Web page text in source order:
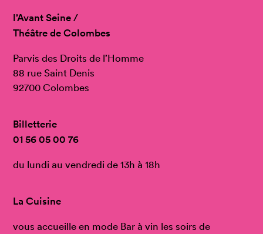
l’Avant Seine /
Théâtre de Colombes
Parvis des Droits de l’Homme
88 rue Saint Denis
92700 Colombes
Billetterie
01 56 05 00 76
du lundi au vendredi de 13h à 18h
La Cuisine
vous accueille en mode Bar à vin les soirs de